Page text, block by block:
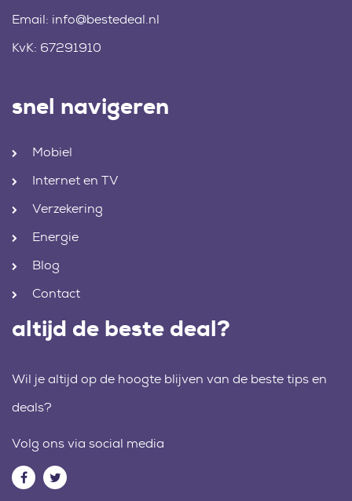
Email: info@bestedeal.nl
KvK: 67291910
snel navigeren
Mobiel
Internet en TV
Verzekering
Energie
Blog
Contact
altijd de beste deal?
Wil je altijd op de hoogte blijven van de beste tips en
deals?
Volg ons via social media